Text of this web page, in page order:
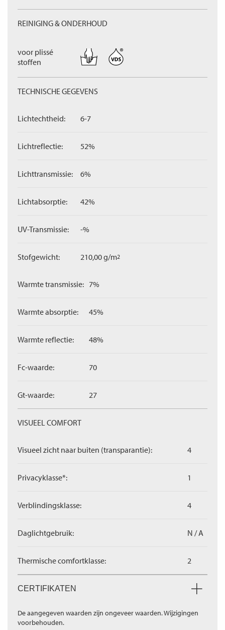
REINIGING & ONDERHOUD
voor plissé
stoffen
TECHNISCHE GEGEVENS
Lichtechtheid: 6-7
Lichtreflectie: 52%
Lichttransmissie: 6%
Lichtabsorptie: 42%
UV-Transmissie: -%
Stofgewicht: 210,00 g/m2
Warmte transmissie: 7%
Warmte absorptie: 45%
Warmte reflectie: 48%
Fc-waarde: 70
Gt-waarde: 27
VISUEEL COMFORT
Visueel zicht naar buiten (transparantie): 4
Privacyklasse*: 1
Verblindingsklasse: 4
Daglichtgebruik: N / A
Thermische comfortklasse: 2
CERTIFIKATEN
De aangegeven waarden zijn ongeveer waarden. Wijzigingen
voorbehouden.